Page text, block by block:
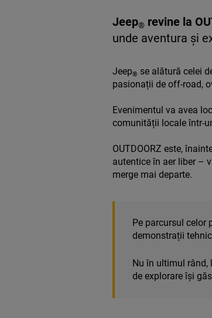
Jeep® revine la
unde aventura și
Jeep® se alătură celei
pasionații de off-road,
Evenimentul va avea
comunității locale într-
OUTDOORZ este,
autentice în aer liber –
merge mai departe.
Pe parcursul celor
demonstrații
Nu în ultimul rând,
de explorare își